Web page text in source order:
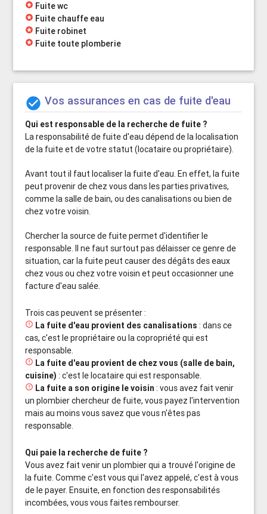
stars Fuite wc
stars Fuite chauffe eau
stars Fuite robinet
stars Fuite toute plomberie
 Vos assurances en cas de fuite d'eau
Qui est responsable de la recherche de fuite ?
La responsabilité de fuite d'eau dépend de la localisation
de la fuite et de votre statut (locataire ou propriétaire).
Avant tout il faut localiser la fuite d'eau. En effet, la fuite
peut provenir de chez vous dans les parties privatives,
comme la salle de bain, ou des canalisations ou bien de
chez votre voisin.
Chercher la source de fuite permet d'identifier le
responsable. Il ne faut surtout pas délaisser ce genre de
situation, car la fuite peut causer des dégâts des eaux
chez vous ou chez votre voisin et peut occasionner une
facture d'eau salée.
Trois cas peuvent se présenter :
 La fuite d'eau provient des canalisations : dans ce
cas, c'est le propriétaire ou la copropriété qui est
responsable.
 La fuite d'eau provient de chez vous (salle de bain,
cuisine) : c'est le locataire qui est responsable.
 La fuite a son origine le voisin : vous avez fait venir
un plombier chercheur de fuite, vous payez l'intervention
mais au moins vous savez que vous n'êtes pas
responsable.
Qui paie la recherche de fuite ?
Vous avez fait venir un plombier qui a trouvé l'origine de
la fuite. Comme c'est vous qui l'avez appelé, c'est à vous
de le payer. Ensuite, en fonction des responsabilités
incombées, vous vous faites rembourser.